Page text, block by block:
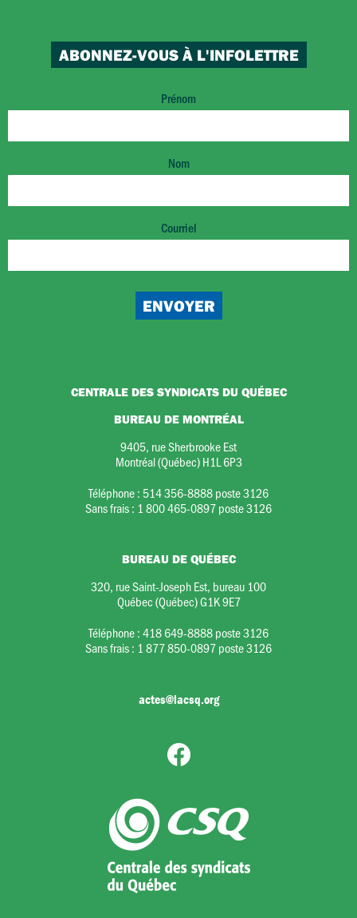
ABONNEZ-VOUS À L'INFOLETTRE
Prénom
Nom
Courriel
CENTRALE DES SYNDICATS DU QUÉBEC
BUREAU DE MONTRÉAL
9405, rue Sherbrooke Est
Montréal (Québec) H1L 6P3
Téléphone : 514 356-8888 poste 3126
Sans frais : 1 800 465-0897 poste 3126
BUREAU DE QUÉBEC
320, rue Saint-Joseph Est, bureau 100
Québec (Québec) G1K 9E7
Téléphone :418 649-8888 poste 3126
Sans frais : 1 877 850-0897 poste 3126
actes@lacsq.org